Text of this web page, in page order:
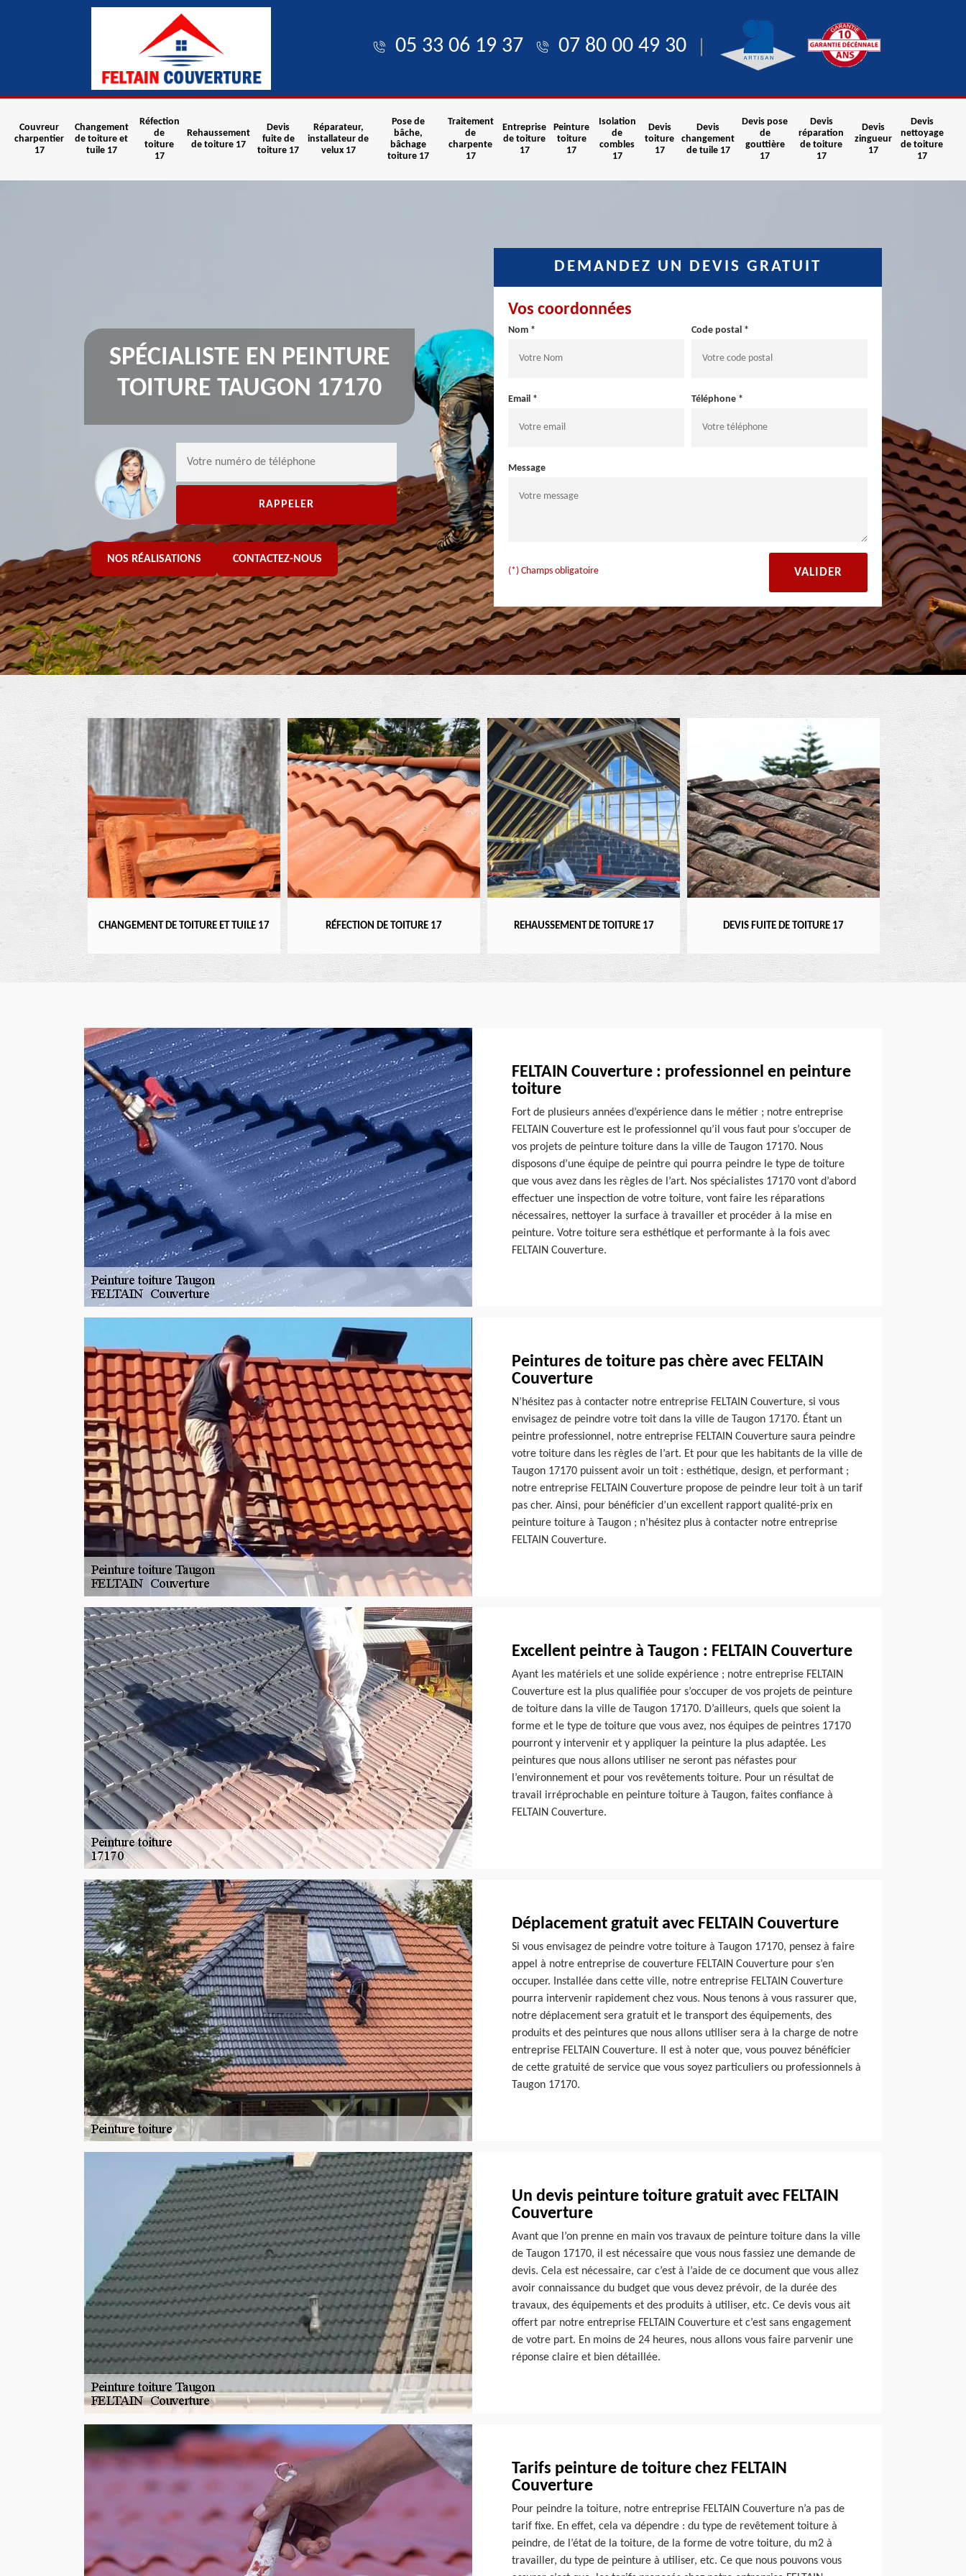
05 33 06 19 37 07 80 00 49 30
Couvreur
charpentier
17
Changement
de toiture et
tuile 17
Réfection
de
toiture
17
Rehaussement
de toiture 17
Devis
fuite de
toiture 17
Réparateur,
installateur de
velux 17
Pose de
bâche,
bâchage
toiture 17
Traitement
de
charpente
17
Entreprise
de toiture
17
Peinture
toiture
17
Isolation
de
combles
17
Devis
toiture
17
Devis
changement
de tuile 17
Devis pose
de
gouttière
17
Devis
réparation
de toiture
17
Devis
zingueur
17
Devis
nettoyage
de toiture
17
SPÉCIALISTE EN PEINTURE
TOITURE TAUGON 17170
NOS RÉALISATIONS CONTACTEZ-NOUS
DEMANDEZ UN DEVIS GRATUIT
Vos coordonnées
Nom * Code postal *
Email * Téléphone *
Message
(*) Champs obligatoire
CHANGEMENT DE TOITURE ET TUILE 17 RÉFECTION DE TOITURE 17 REHAUSSEMENT DE TOITURE 17 DEVIS FUITE DE TOITURE 17
RÉPARATEUR,
FELTAIN Couverture : professionnel en peinture
toiture
Fort de plusieurs années d’expérience dans le métier ; notre entreprise
FELTAIN Couverture est le professionnel qu’il vous faut pour s’occuper de
vos projets de peinture toiture dans la ville de Taugon 17170. Nous
disposons d’une équipe de peintre qui pourra peindre le type de toiture
que vous avez dans les règles de l’art. Nos spécialistes 17170 vont d’abord
effectuer une inspection de votre toiture, vont faire les réparations
nécessaires, nettoyer la surface à travailler et procéder à la mise en
peinture. Votre toiture sera esthétique et performante à la fois avec
FELTAIN Couverture.
Peintures de toiture pas chère avec FELTAIN
Couverture
N’hésitez pas à contacter notre entreprise FELTAIN Couverture, si vous
envisagez de peindre votre toit dans la ville de Taugon 17170. Étant un
peintre professionnel, notre entreprise FELTAIN Couverture saura peindre
votre toiture dans les règles de l’art. Et pour que les habitants de la ville de
Taugon 17170 puissent avoir un toit : esthétique, design, et performant ;
notre entreprise FELTAIN Couverture propose de peindre leur toit à un tarif
pas cher. Ainsi, pour bénéficier d’un excellent rapport qualité-prix en
peinture toiture à Taugon ; n’hésitez plus à contacter notre entreprise
FELTAIN Couverture.
Excellent peintre à Taugon : FELTAIN Couverture
Ayant les matériels et une solide expérience ; notre entreprise FELTAIN
Couverture est la plus qualifiée pour s’occuper de vos projets de peinture
de toiture dans la ville de Taugon 17170. D’ailleurs, quels que soient la
forme et le type de toiture que vous avez, nos équipes de peintres 17170
pourront y intervenir et y appliquer la peinture la plus adaptée. Les
peintures que nous allons utiliser ne seront pas néfastes pour
l’environnement et pour vos revêtements toiture. Pour un résultat de
travail irréprochable en peinture toiture à Taugon, faites confiance à
FELTAIN Couverture.
Déplacement gratuit avec FELTAIN Couverture
Si vous envisagez de peindre votre toiture à Taugon 17170, pensez à faire
appel à notre entreprise de couverture FELTAIN Couverture pour s’en
occuper. Installée dans cette ville, notre entreprise FELTAIN Couverture
pourra intervenir rapidement chez vous. Nous tenons à vous rassurer que,
notre déplacement sera gratuit et le transport des équipements, des
produits et des peintures que nous allons utiliser sera à la charge de notre
entreprise FELTAIN Couverture. Il est à noter que, vous pouvez bénéficier
de cette gratuité de service que vous soyez particuliers ou professionnels à
Taugon 17170.
Un devis peinture toiture gratuit avec FELTAIN
Couverture
Avant que l’on prenne en main vos travaux de peinture toiture dans la ville
de Taugon 17170, il est nécessaire que vous nous fassiez une demande de
devis. Cela est nécessaire, car c’est à l’aide de ce document que vous allez
avoir connaissance du budget que vous devez prévoir, de la durée des
travaux, des équipements et des produits à utiliser, etc. Ce devis vous ait
offert par notre entreprise FELTAIN Couverture et c’est sans engagement
de votre part. En moins de 24 heures, nous allons vous faire parvenir une
réponse claire et bien détaillée.
Tarifs peinture de toiture chez FELTAIN
Couverture
Pour peindre la toiture, notre entreprise FELTAIN Couverture n’a pas de
tarif fixe. En effet, cela va dépendre : du type de revêtement toiture à
peindre, de l’état de la toiture, de la forme de votre toiture, du m2 à
travailler, du type de peinture à utiliser, etc. Ce que nous pouvons vous